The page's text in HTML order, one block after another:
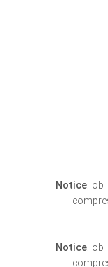
Notice:
Notice: